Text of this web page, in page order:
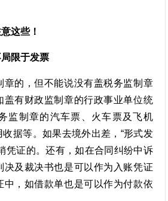
这些！
限于发票
章的，但不能说没有盖税务监制章
盖有财政监制章的行政事业单位统
监制章的汽车票、火车票及飞机
据等。如果去境外出差，“形式发
凭证的。还有，如在合同纠纷中诉
决及裁决书也是可以作为入账凭证
中，如借款单也是可以作为付款依